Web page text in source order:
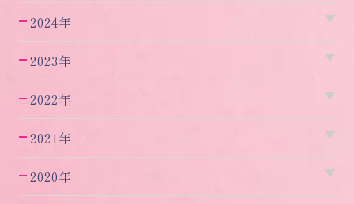
2024年
2023年
2022年
2021年
2020年